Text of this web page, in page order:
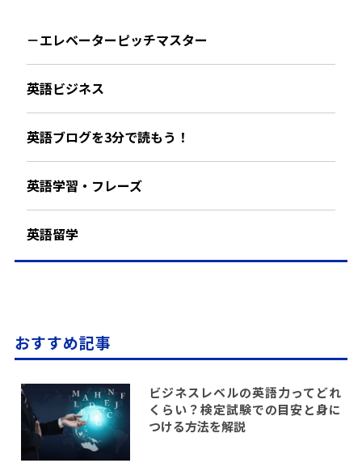
－エレベーターピッチマスター
英語ビジネス
英語ブログを3分で読もう！
英語学習・フレーズ
英語留学
おすすめ記事
ビジネスレベルの英語力ってどれ
くらい？検定試験での目安と身に
つける方法を解説